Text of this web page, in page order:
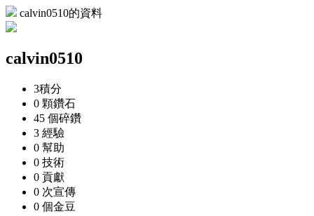
calvin0510的資料
calvin0510
3積分
0 顆鑽石
45 個碎鑽
3 經驗
0 幫助
0 技術
0 貢獻
0 次宣傳
0 個金豆